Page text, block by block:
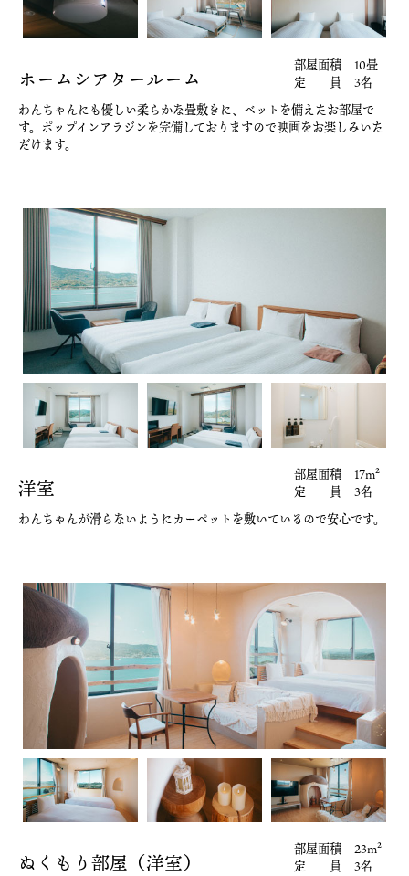
ホームシアタールーム
わんちゃんにも優しい柔らかな畳敷きに、ベットを備えたお部屋で
す。ポップインアラジンを完備しておりますので映画をお楽しみいた
だけます。
部屋面積
10畳
定 員
3名
洋室
わんちゃんが滑らないようにカーペットを敷いているので安心です。
部屋面積
17m²
定 員
3名
ぬくもり部屋（洋室）
部屋面積
23m²
定 員
3名